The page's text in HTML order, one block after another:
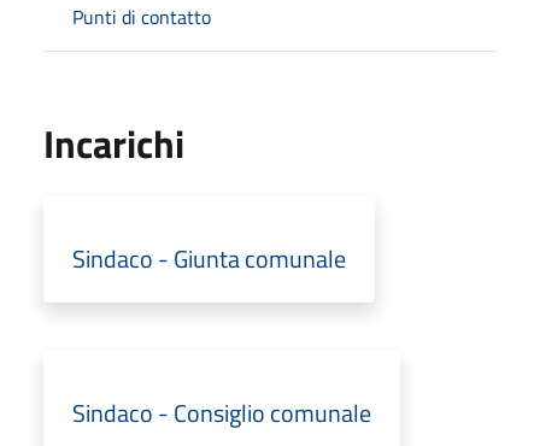
Punti di contatto
Incarichi
Sindaco - Giunta comunale
Sindaco - Consiglio comunale